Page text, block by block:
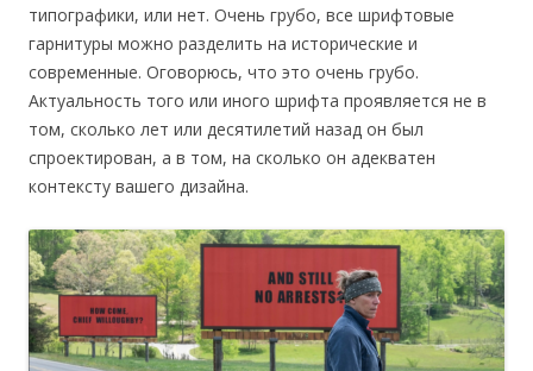
типографики, или нет. Очень грубо, все шрифтовые
гарнитуры можно разделить на исторические и
современные. Оговорюсь, что это очень грубо.
Актуальность того или иного шрифта проявляется не в
том, сколько лет или десятилетий назад он был
спроектирован, а в том, на сколько он адекватен
контексту вашего дизайна.